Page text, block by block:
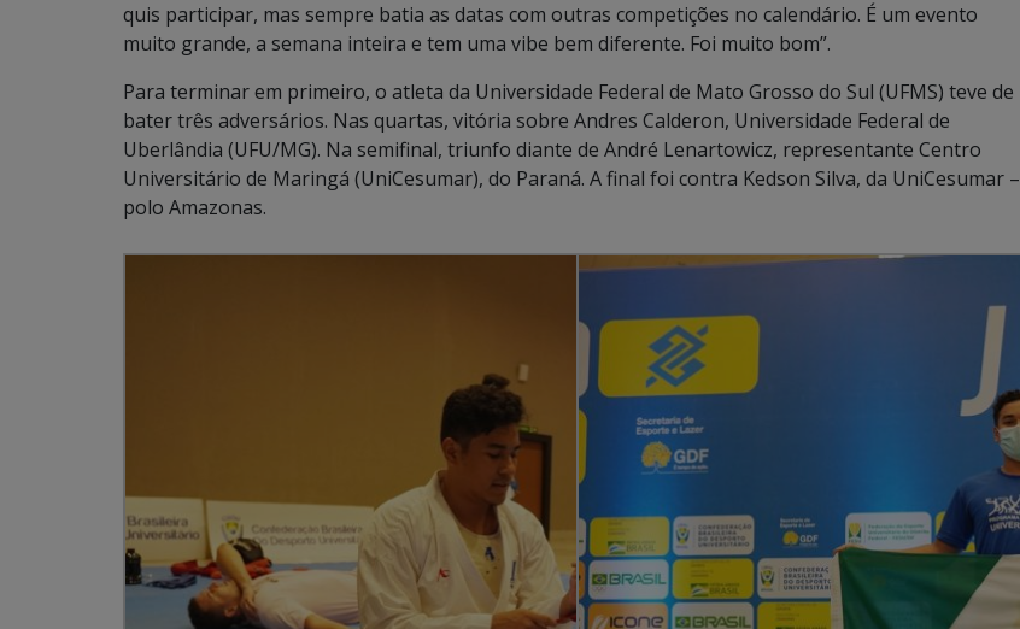
quis participar, mas sempre batia as datas com outras competições no calendário. É um evento
muito grande, a semana inteira e tem uma vibe bem diferente. Foi muito bom”.
Para terminar em primeiro, o atleta da Universidade Federal de Mato Grosso do Sul (UFMS) teve de
bater três adversários. Nas quartas, vitória sobre Andres Calderon, Universidade Federal de
Uberlândia (UFU/MG). Na semifinal, triunfo diante de André Lenartowicz, representante Centro
Universitário de Maringá (UniCesumar), do Paraná. A final foi contra Kedson Silva, da UniCesumar –
polo Amazonas.